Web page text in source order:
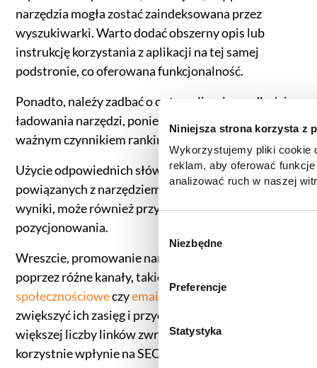
Niniejsza strona korzysta z
Wykorzystujemy pliki cookie
reklam, aby oferować
analizować ruch w naszej
zgody, udostępniamy
informacje z innymi danymi
znajdą Państwo klikając w
prywatności
b
ó
z
g
o
Niezbędne
Preferencje
Statystyka
narzędzia mogła zostać zaindeksowana przez
wyszukiwarki. Warto dodać obszerny opis lub
instrukcję korzystania z aplikacji na tej samej
podstronie, co oferowana funkcjonalność.
Ponadto, należy zadbać o optymalizację prędkości
ładowania narzędzi, ponieważ szybkość strony jest
ważnym czynnikiem rankingowym.
Użycie odpowiednich słów kluczowych w treściach
powiązanych z narzędziem, takich jak opisy czy
wyniki, może również przyczynić się do lepszego
pozycjonowania.
Wreszcie, promowanie narzędzi interaktywnych
poprzez różne kanały, takie jak
społecznościoweczyemail marketing, może
zwiększyć ich zasięg i przyczynić się do generowania
większej liczby linków zwrotnych, co również
korzystnie wpłynie na SEO.